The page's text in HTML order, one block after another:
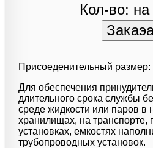
Кол-во: на
Присоеденительный размер:
Для обеспечения
длительного срока службы
среде жидкости или паров в
хранилищах, на транспорте,
установках, емкостях
трубопроводных установок.